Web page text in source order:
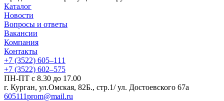
Каталог
Новости
Вопросы и ответы
Вакансии
Компания
Контакты
+7 (3522) 605‒111
+7 (3522) 602‒575
ПН-ПТ с 8.30 до 17.00
г. Курган, ул.Омская, 82Б., стр.1/ ул. Достоевского 67а
605111prom@mail.ru